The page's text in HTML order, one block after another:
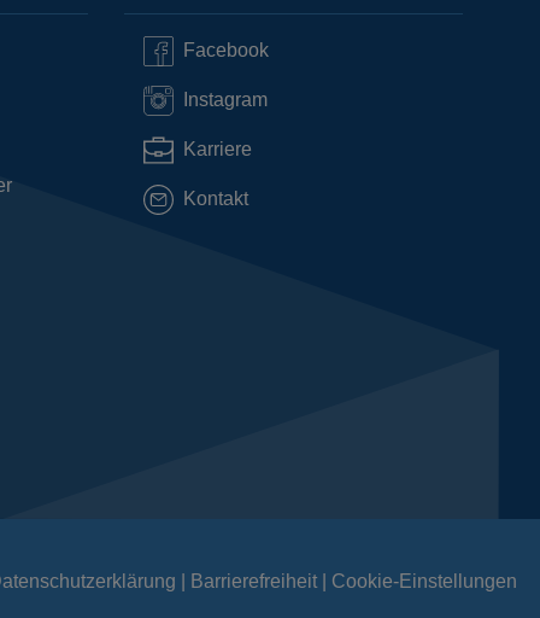
Facebook
Instagram
Karriere
Kontakt
Barrierefreiheit Cookie-Einstellungen